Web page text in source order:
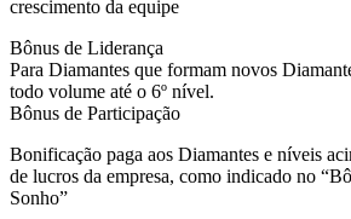
crescimento da equipe
Bônus de Liderança
Para Diamantes que formam novos
todo volume até o 6º nível.
Bônus de Participação
Bonificação paga aos Diamantes e níveis
de lucros da empresa, como indicado no
Sonho”